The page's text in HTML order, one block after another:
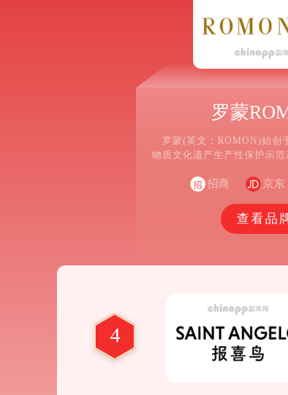
罗蒙
罗蒙(英文：ROMON)始创
物质文化遗产生产性保护示
装等系列服饰为主的国内知名
招商 京东
查看品
4